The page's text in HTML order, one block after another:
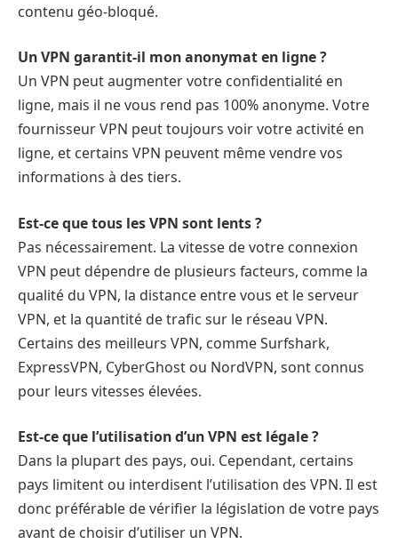
contenu géo-bloqué.
Un VPN garantit-il mon anonymat en ligne ?
Un VPN peut augmenter votre confidentialité en
ligne, mais il ne vous rend pas 100% anonyme. Votre
fournisseur VPN peut toujours voir votre activité en
ligne, et certains VPN peuvent même vendre vos
informations à des tiers.
Est-ce que tous les VPN sont lents ?
Pas nécessairement. La vitesse de votre connexion
VPN peut dépendre de plusieurs facteurs, comme la
qualité du VPN, la distance entre vous et le serveur
VPN, et la quantité de trafic sur le réseau VPN.
Certains des meilleurs VPN, comme Surfshark,
ExpressVPN, CyberGhost ou NordVPN, sont connus
pour leurs vitesses élevées.
Est-ce que l’utilisation d’un VPN est légale ?
Dans la plupart des pays, oui. Cependant, certains
pays limitent ou interdisent l’utilisation des VPN. Il est
donc préférable de vérifier la législation de votre pays
avant de choisir d’utiliser un VPN.